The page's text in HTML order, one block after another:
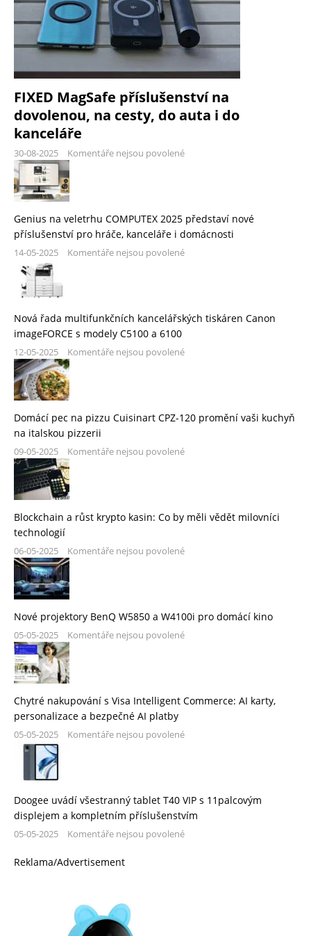
FIXED MagSafe příslušenství na
dovolenou, na cesty, do auta i do
kanceláře
30-08-2025 Komentáře nejsou povolené
Genius na veletrhu COMPUTEX 2025 představí nové
příslušenství pro hráče, kanceláře i domácnosti
14-05-2025 Komentáře nejsou povolené
Nová řada multifunkčních kancelářských tiskáren Canon
imageFORCE s modely C5100 a 6100
12-05-2025 Komentáře nejsou povolené
Domácí pec na pizzu Cuisinart CPZ-120 promění vaši kuchyň
na italskou pizzerii
09-05-2025 Komentáře nejsou povolené
Blockchain a růst krypto kasin: Co by měli vědět milovníci
technologií
06-05-2025 Komentáře nejsou povolené
Nové projektory BenQ W5850 a W4100i pro domácí kino
05-05-2025 Komentáře nejsou povolené
Chytré nakupování s Visa Intelligent Commerce: AI karty,
personalizace a bezpečné AI platby
05-05-2025 Komentáře nejsou povolené
Doogee uvádí všestranný tablet T40 VIP s 11palcovým
displejem a kompletním příslušenstvím
05-05-2025 Komentáře nejsou povolené
Reklama/Advertisement